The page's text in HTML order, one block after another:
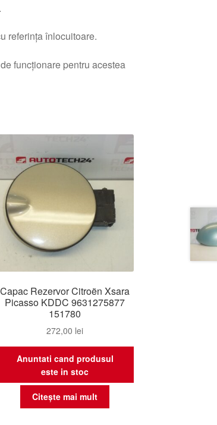
referința înlocuitoare.
funcționare pentru acestea
Capac Rezervor Citroën Xsara
Picasso KDDC 9631275877
151780
272,00 lei
Anuntati cand produsul
este in stoc
Citește mai mult